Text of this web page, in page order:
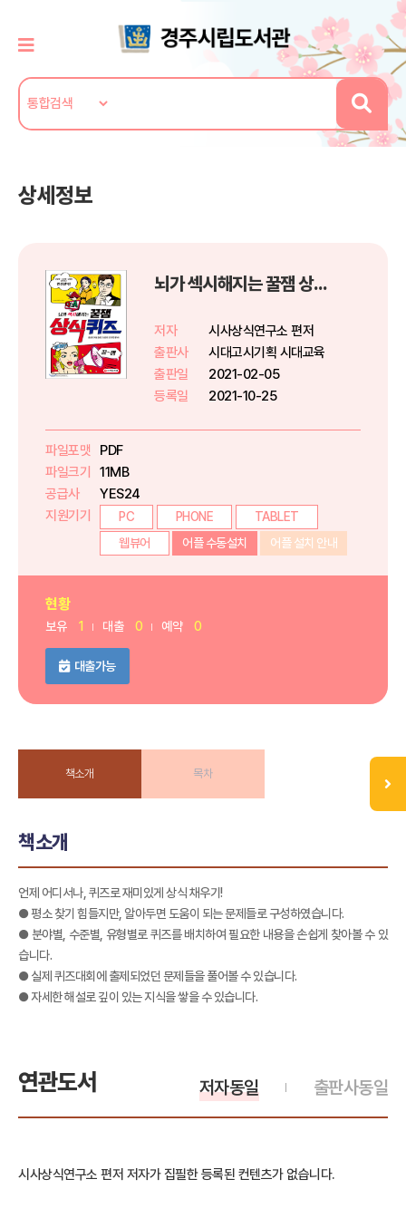
상세정보
뇌가 섹시해지는 꿀잼 상식퀴즈
저자
시사상식연구소 편저
출판사
시대고시기획 시대교육
출판일
2021-02-05
등록일
2021-10-25
파일포맷
PDF
파일크기
11MB
공급사
YES24
지원기기
PC PHONE
TABLET
웹뷰어
어플 수동설치 어플 설치 안내
현황
보유 1 대출 0 예약 0
대출가능
책소개 목차
책소개
언제 어디서나, 퀴즈로 재미있게 상식 채우기!
● 평소 찾기 힘들지만, 알아두면 도움이 되는 문제들로 구성하였습니다.
● 분야별, 수준별, 유형별로 퀴즈를 배치하여 필요한 내용을 손쉽게 찾아볼 수 있
습니다.
● 실제 퀴즈대회에 출제되었던 문제들을 풀어볼 수 있습니다.
● 자세한 해설로 깊이 있는 지식을 쌓을 수 있습니다.
연관도서 출판사동일
저자동일
시사상식연구소 편저 저자가 집필한 등록된 컨텐츠가 없습니다.